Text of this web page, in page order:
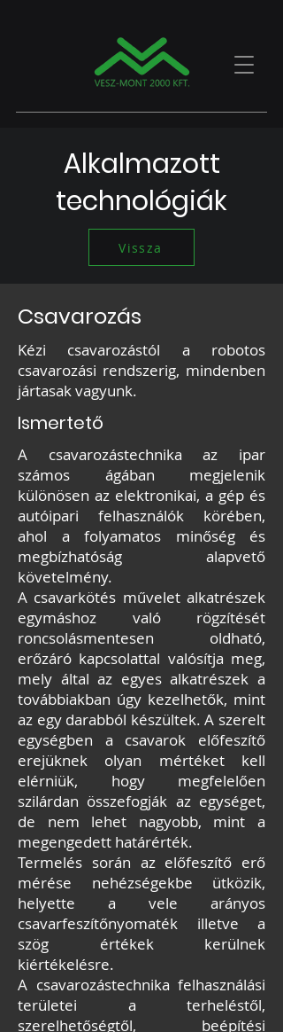
Alkalmazott
technológiák
Vissza
Csavarozás
Kézi csavarozástól a robotos
csavarozási rendszerig, mindenben
jártasak vagyunk.
Ismertető
A csavarozástechnika az ipar
számos ágában megjelenik
különösen az elektronikai, a gép és
autóipari felhasználók körében,
ahol a folyamatos minőség és
megbízhatóság alapvető
követelmény.
A csavarkötés művelet alkatrészek
egymáshoz való rögzítését
roncsolásmentesen oldható,
erőzáró kapcsolattal valósítja meg,
mely által az egyes alkatrészek a
továbbiakban úgy kezelhetők, mint
az egy darabból készültek. A szerelt
egységben a csavarok előfeszítő
erejüknek olyan mértéket kell
elérniük, hogy megfelelően
szilárdan összefogják az egységet,
de nem lehet nagyobb, mint a
megengedett határérték.
Termelés során az előfeszítő erő
mérése nehézségekbe ütközik,
helyette a vele arányos
csavarfeszítőnyomaték illetve a
szög értékek kerülnek
kiértékelésre.
A csavarozástechnika felhasználási
területei a terheléstől,
szerelhetőségtől, beépítési